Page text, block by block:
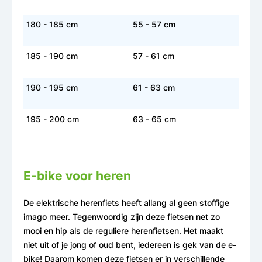
180 - 185 cm 55 - 57 cm
185 - 190 cm 57 - 61 cm
190 - 195 cm 61 - 63 cm
195 - 200 cm 63 - 65 cm
E-bike voor heren
De elektrische herenfiets heeft allang al geen stoffige
imago meer. Tegenwoordig zijn deze fietsen net zo
mooi en hip als de reguliere herenfietsen. Het maakt
niet uit of je jong of oud bent, iedereen is gek van de e-
bike! Daarom komen deze fietsen er in verschillende